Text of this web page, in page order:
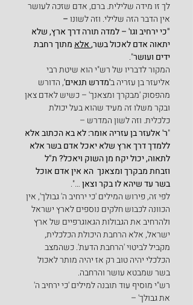
לך זו מידה שלילית. ברם, אדם שזכה לעושר
אין הדבר הזה שלילי. וזה לשונו –
"כי ירחיב וגו' – למדה תורה דרך ארץ, שלא
יתאוה אדם לאכול בשר, אלא מתוך רחבת
ידים ועושר".
המקור לדבריו של רש"י הוא שיטת רבי
אליעזר בן עזריה ב'מדרש תנאים', הדורש
מהפסוק 'מבקרך ומצאנך' – כשיש לאדם צאן
ובקר משלו זה מעיד שהוא בעל יכולת
כלכלית. וזה לשון המדרש –
"ר' אלעזר בן עזריה אומר: לא בא הכתוב אלא
ללמדך דרך ארץ שלא יאכל אדם בשר אלא
לתאוה, יכול יקח מן השוק ויאכל? ת"ל
וזבחת מבקרך ומצאנך  הא אין אדם אוכל
בשר עד שיהא לו בקר וצאן …".
לפי זה, פירוש המילים 'כי ירחיב ה' גבולך', אין
הכוונה לכבוש חלקים נוספים לארץ ישראל
ולהרחיב את הגבולות הגאוגרפיים של ארץ
ישראל, אלא הרחבת היכולת הכלכלית,
מקביל לביטוי 'הרחבת הדעת'. כשהמצב
הכלכלי יהיה טוב רק אז יהיה מותר לאכול
בשר שמבטא עושר והרחבה.
רש"י מוסיף עוד תובנה למילים 'כי ירחיב ה'
את גבולך' –